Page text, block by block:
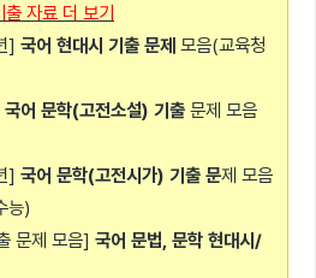
자료 더 보기
] 국어 현대시 기출 문제 모음(교육청
국어 문학(고전소설) 기출 문제 모음
] 국어 문학(고전시가) 기출 문제 모음
능)
문제 모음] 국어 문법, 문학 현대시/